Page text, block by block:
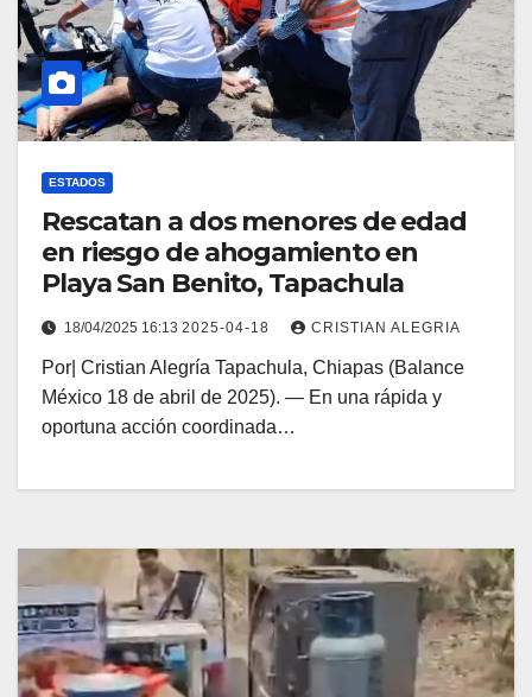
ESTADOS
Rescatan a dos menores de edad
en riesgo de ahogamiento en
Playa San Benito, Tapachula
18/04/2025 16:13 2025-04-18 CRISTIAN ALEGRIA
Por| Cristian Alegría Tapachula, Chiapas (Balance
México 18 de abril de 2025). — En una rápida y
oportuna acción coordinada…